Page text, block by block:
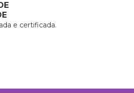
e certificada.